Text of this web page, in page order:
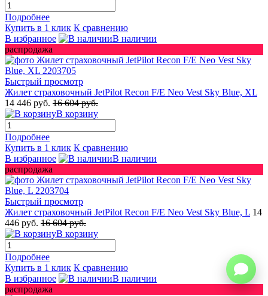
Подробнее
Купить в 1 клик К сравнению
В избранное
В наличии
распродажа
Быстрый просмотр
Жилет страховочный JetPilot Recon F/E Neo Vest Sky Blue, XL
14 446 руб. 16 604 руб.
В корзину
Подробнее
Купить в 1 клик К сравнению
В избранное
В наличии
распродажа
Быстрый просмотр
Жилет страховочный JetPilot Recon F/E Neo Vest Sky Blue, L 14
446 руб. 16 604 руб.
В корзину
Подробнее
Купить в 1 клик К сравнению
В избранное
В наличии
распродажа